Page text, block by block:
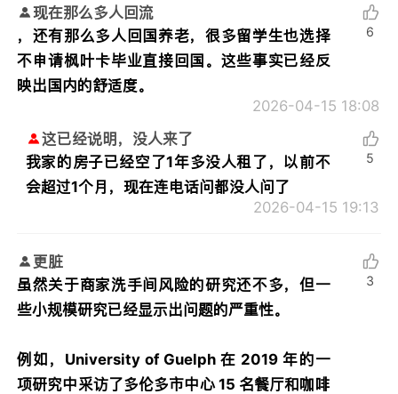
现在那么多人回流
，还有那么多人回国养老，很多留学生也选择
不申请枫叶卡毕业直接回国。这些事实已经反
映出国内的舒适度。
2026-04-15 18:08
6
这已经说明，没人来了
我家的房子已经空了1年多没人租了，以前不
会超过1个月，现在连电话问都没人问了
2026-04-15 19:13
5
更脏
虽然关于商家洗手间风险的研究还不多，但一
些小规模研究已经显示出问题的严重性。
例如，University of Guelph 在 2019 年的一
项研究中采访了多伦多市中心 15 名餐厅和咖啡
3